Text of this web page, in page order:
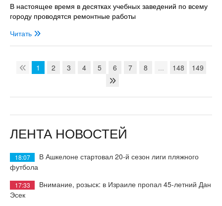
В настоящее время в десятках учебных заведений по всему
городу проводятся ремонтные работы
Читать
1 2 3 4 5 6 7 8 ... 148 149
ЛЕНТА НОВОСТЕЙ
18:07
В Ашкелоне стартовал 20-й сезон лиги пляжного
футбола
17:33
Внимание, розыск: в Израиле пропал 45-летний Дан
Эсек